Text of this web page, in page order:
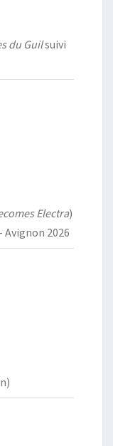
du Guilsuivi
Electra)
Avignon 2026